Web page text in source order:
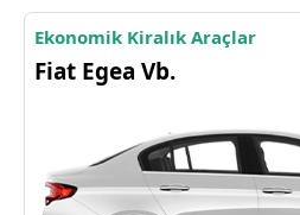
Ekonomik Kiralık Araçlar
Fiat Egea Vb.